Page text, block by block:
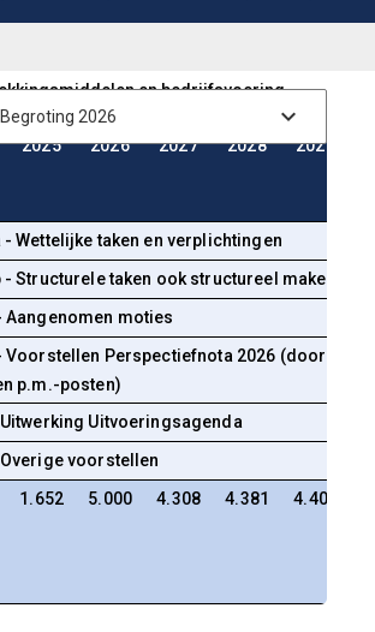
en bedrijfsvoering
2025 2026 2027 2028 2029
- Wettelijke taken en verplichtingen
Structurele taken ook structureel maken
Aangenomen moties
Voorstellen Perspectiefnota 2026
p.m.-posten)
Uitvoeringsagenda
voorstellen
1.652 5.000 4.308 4.381 4.405